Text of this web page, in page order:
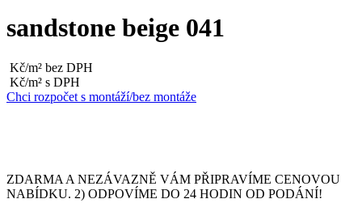
sandstone beige 041
Kč/m² bez DPH
Kč/m² s DPH
Chci rozpočet s montáží/bez montáže
ZDARMA A NEZÁVAZNĚ VÁM PŘIPRAVÍME CENOVOU
NABÍDKU. 2) ODPOVÍME DO 24 HODIN OD PODÁNÍ!